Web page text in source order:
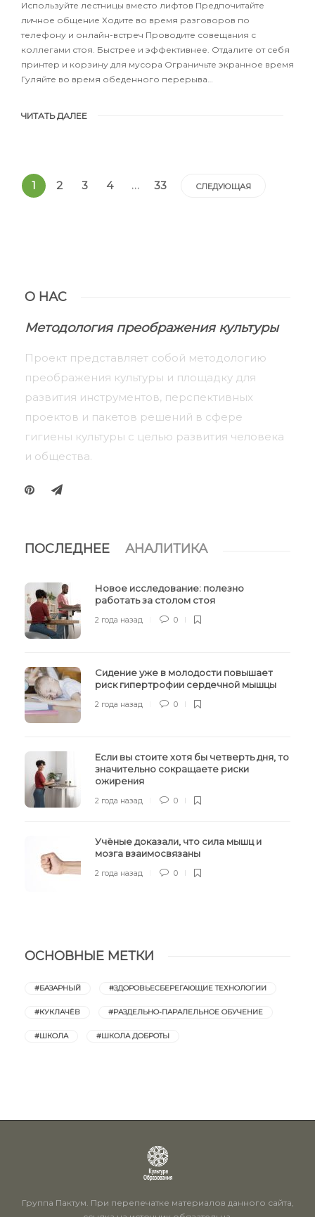
Используйте лестницы вместо лифтов Предпочитайте
личное общение Ходите во время разговоров по
телефону и онлайн-встреч Проводите совещания с
коллегами стоя. Быстрее и эффективнее. Отдалите от себя
принтер и корзину для мусора Ограничьте экранное время
Гуляйте во время обеденного перерыва…
ЧИТАТЬ ДАЛЕЕ
1 2 3 4 … 33 СЛЕДУЮЩАЯ
О НАС
Методология преображения культуры
Проект представляет собой методологию
преображения культуры и площадку для
развития инструментов, перспективных
проектов и пакетов решений в сфере
гигиены культуры с целью развития человека
и общества.
ПОСЛЕДНЕЕ АНАЛИТИКА
Новое исследование: полезно
работать за столом стоя
2 года назад 0
Сидение уже в молодости повышает
риск гипертрофии сердечной мышцы
2 года назад 0
Если вы стоите хотя бы четверть дня, то
значительно сокращаете риски
ожирения
2 года назад 0
Учёные доказали, что сила мышц и
мозга взаимосвязаны
2 года назад 0
ОСНОВНЫЕ МЕТКИ
#БАЗАРНЫЙ #ЗДОРОВЬЕСБЕРЕГАЮЩИЕ ТЕХНОЛОГИИ
#КУКЛАЧЁВ #РАЗДЕЛЬНО-ПАРАЛЕЛЬНОЕ ОБУЧЕНИЕ
#ШКОЛА #ШКОЛА ДОБРОТЫ
Группа Пактум. При перепечатке материалов данного сайта,